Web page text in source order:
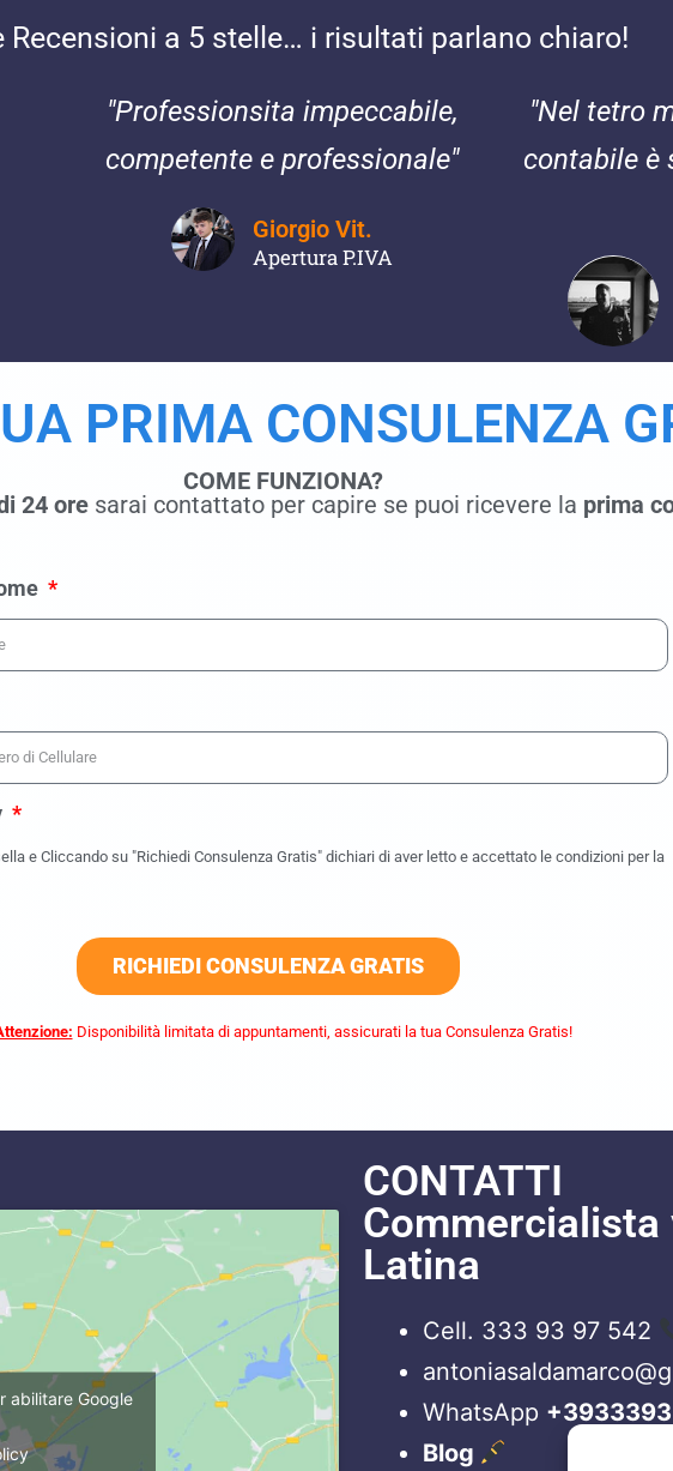
Recensioni a 5 stelle… i risultati parlano chiaro!
"Professionsita impeccabile,
competente e professionale"
Giorgio Vit.
Apertura P.IVA
"Nel tetro
contabile è
PRIMA CONSULENZA
COME FUNZIONA?
24 ore sarai contattato per capire se puoi ricevere la prima
e Cliccando su "Richiedi Consulenza Gratis" dichiari di aver letto e accettato le condizioni per la
RICHIEDI CONSULENZA GRATIS
Disponibilità limitata di appuntamenti, assicurati la tua Consulenza Gratis!
abilitare Google
CONTATTI
Commercialista
Latina
Cell. 333 93 97 542
WhatsApp
Blog